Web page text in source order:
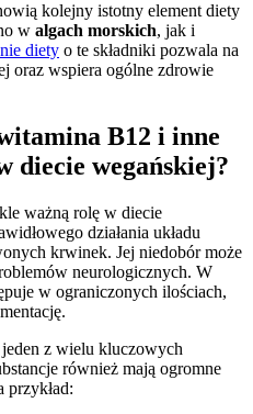
kolejny istotny element diety
w algach morskich, jak i
diety o te składniki pozwala na
oraz wspiera ogólne zdrowie
B12 i inne
diecie wegańskiej?
ważną rolę w diecie
działania układu
krwinek. Jej niedobór może
neurologicznych. W
w ograniczonych ilościach,
z wielu kluczowych
również mają ogromne
przykład: